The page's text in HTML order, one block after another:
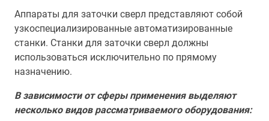
Аппараты для заточки сверл представляют собой
узкоспециализированные автоматизированные
станки. Станки для заточки сверл должны
использоваться исключительно по прямому
назначению.
В зависимости от сферы применения выделяют
несколько видов рассматриваемого оборудования: